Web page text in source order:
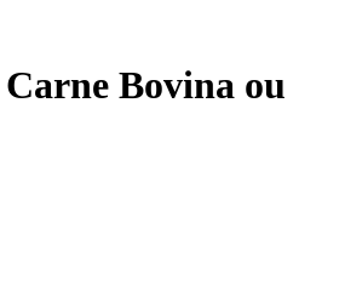
Bovina ou